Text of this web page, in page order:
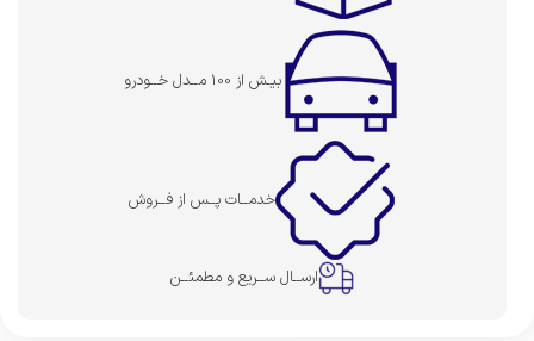
بیـش از 100 مــدل خــودرو
خدمــات پــس از فــروش
ارســال ســریع و مطمئــن